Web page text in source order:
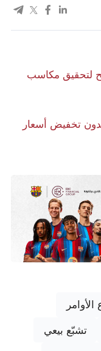
لتحقيق مكاسب
تخفيض أسعار
الأوامر
تشبّع بيعي